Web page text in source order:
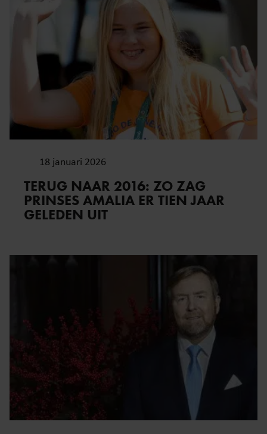
18 januari 2026
TERUG NAAR 2016: ZO ZAG
PRINSES AMALIA ER TIEN JAAR
GELEDEN UIT